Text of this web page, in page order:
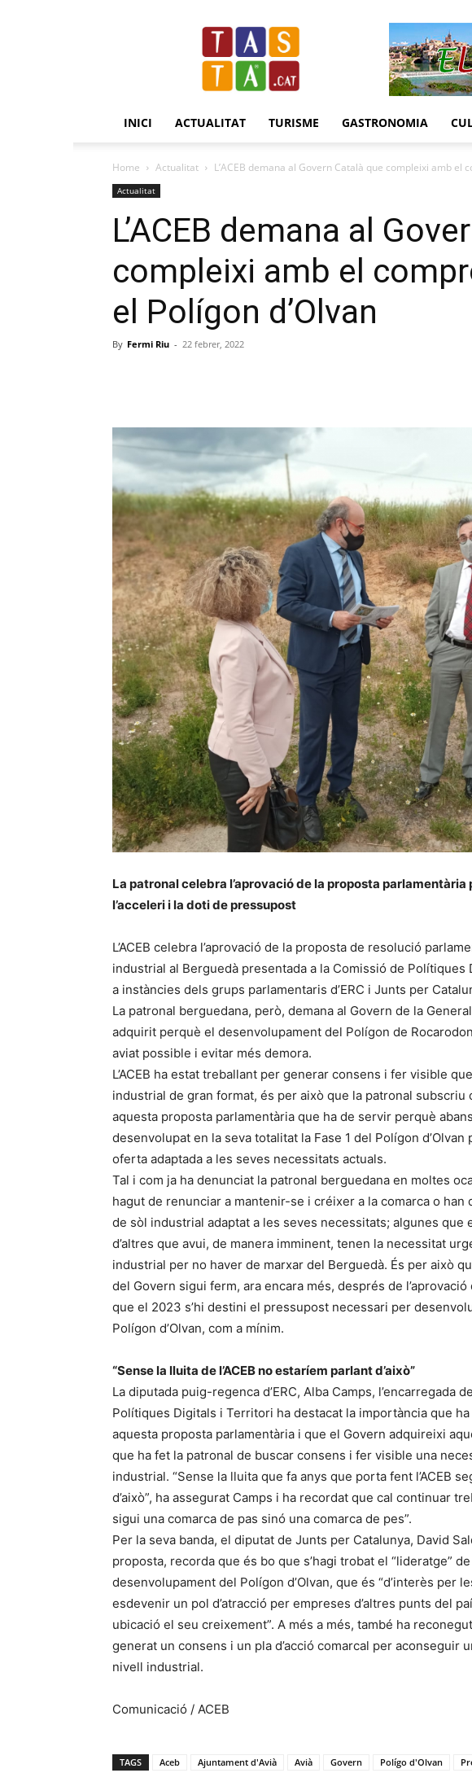
Revista
Tasta.cat
INICI ACTUALITAT TURISME GASTRONOMIA
Home Actualitat L’ACEB demana al Govern Català que compleixi amb el
Actualitat
L’ACEB demana al
compleixi amb el
el Polígon d’Olvan
By Fermi Riu - 22 febrer, 2022
La patronal celebra l’aprovació de la proposta parlamentària
l’acceleri i la doti de pressupost
L’ACEB celebra l’aprovació de la proposta de resolució
industrial al Berguedà presentada a la Comissió de
a instàncies dels grups parlamentaris d’ERC i Junts per
La patronal berguedana, però, demana al Govern de la
adquirit perquè el desenvolupament del Polígon de
aviat possible i evitar més demora.
L’ACEB ha estat treballant per generar consens i fer visible
industrial de gran format, és per això que la patronal subscriu
aquesta proposta parlamentària que ha de servir perquè
desenvolupat en la seva totalitat la Fase 1 del Polígon
oferta adaptada a les seves necessitats actuals.
Tal i com ja ha denunciat la patronal berguedana en moltes
hagut de renunciar a mantenir-se i créixer a la comarca o han
de sòl industrial adaptat a les seves necessitats; algunes que
d’altres que avui, de manera imminent, tenen la necessitat
industrial per no haver de marxar del Berguedà. És per això
del Govern sigui ferm, ara encara més, després de
que el 2023 s’hi destini el pressupost necessari per
Polígon d’Olvan, com a mínim.
“Sense la lluita de l’ACEB no estaríem parlant d’això”
La diputada puig-regenca d’ERC, Alba Camps, l’encarregada
Polítiques Digitals i Territori ha destacat la importància que ha
aquesta proposta parlamentària i que el Govern adquireixi
que ha fet la patronal de buscar consens i fer visible una
industrial. “Sense la lluita que fa anys que porta fent l’ACEB
d’això”, ha assegurat Camps i ha recordat que cal continuar
sigui una comarca de pas sinó una comarca de pes”.
Per la seva banda, el diputat de Junts per Catalunya, David
proposta, recorda que és bo que s’hagi trobat el “lideratge”
desenvolupament del Polígon d’Olvan, que és “d’interès per
esdevenir un pol d’atracció per empreses d’altres punts del
ubicació el seu creixement”. A més a més, també ha
generat un consens i un pla d’acció comarcal per aconseguir
nivell industrial.
Comunicació / ACEB
TAGS Aceb Ajuntament d'Avià Avià Govern Polígo d'Olvan